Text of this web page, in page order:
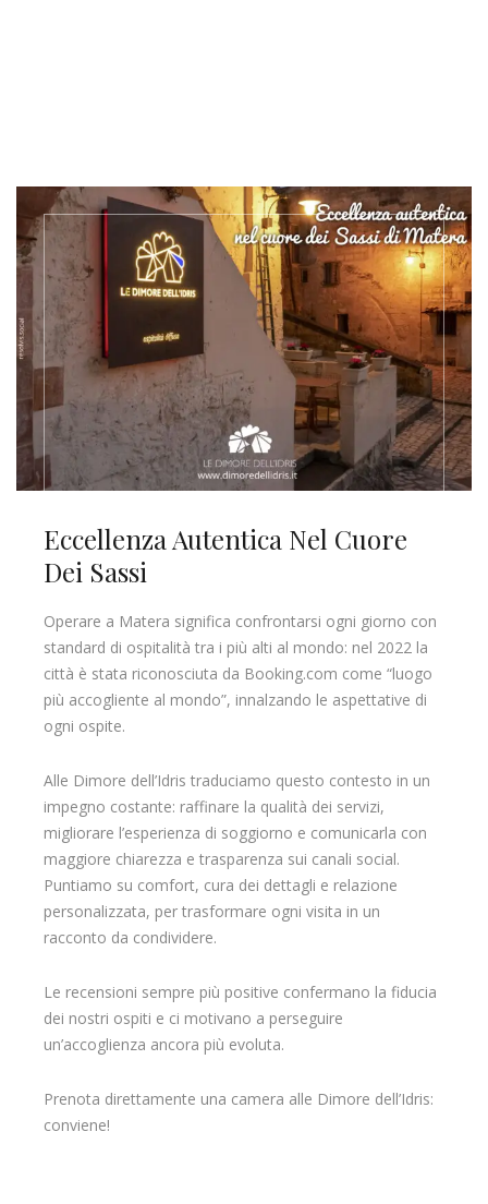
Eccellenza Autentica Nel Cuore
Dei Sassi
Operare a Matera significa confrontarsi ogni giorno con
standard di ospitalità tra i più alti al mondo: nel 2022 la
città è stata riconosciuta da Booking.com come “luogo
più accogliente al mondo”, innalzando le aspettative di
ogni ospite.
Alle Dimore dell’Idris traduciamo questo contesto in un
impegno costante: raffinare la qualità dei servizi,
migliorare l’esperienza di soggiorno e comunicarla con
maggiore chiarezza e trasparenza sui canali social.
Puntiamo su comfort, cura dei dettagli e relazione
personalizzata, per trasformare ogni visita in un
racconto da condividere.
Le recensioni sempre più positive confermano la fiducia
dei nostri ospiti e ci motivano a perseguire
un’accoglienza ancora più evoluta.
Prenota direttamente una camera alle Dimore dell’Idris:
conviene!